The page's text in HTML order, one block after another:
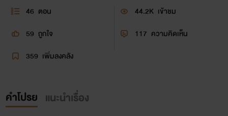
46 ตอน 44.2K เข้าชม
59 ถูกใจ 117 ความคิดเห็น
359 เพิ่มลงคลัง
คำโปรย แนะนำเรื่อง